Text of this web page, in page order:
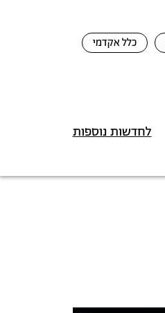
כלל אקדמי
לחדשות נוספות